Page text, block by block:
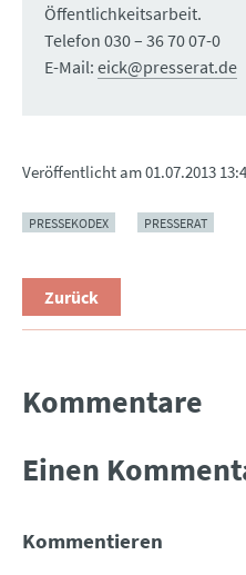
Öffentlichkeitsarbeit.
Telefon 030 – 36 70 07-0
E-Mail: eick@presserat.de
Veröffentlicht am01.07.2013
PRESSEKODEX PRESSERAT
Zurück
Kommentare
Einen
Kommentieren